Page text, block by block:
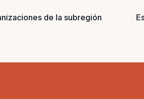
de la subregión